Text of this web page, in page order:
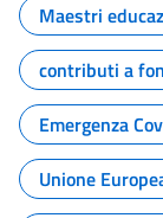
Maestri
contributi a
Emergenza
Unione